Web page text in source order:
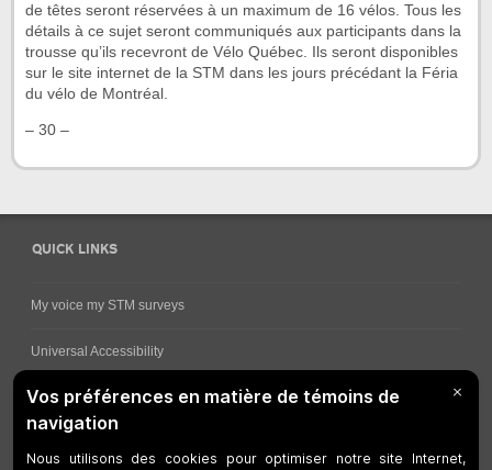
de têtes seront réservées à un maximum de 16 vélos. Tous les
détails à ce sujet seront communiqués aux participants dans la
trousse qu’ils recevront de Vélo Québec. Ils seront disponibles
sur le site internet de la STM dans les jours précédant la Féria
du vélo de Montréal.
– 30 –
QUICK LINKS
My voice my STM surveys
Universal Accessibility
Ways for viewing bus schedules